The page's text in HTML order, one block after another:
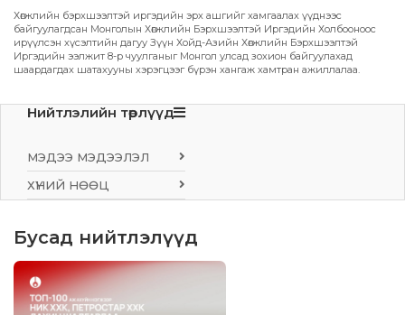
Хөгжлийн бэрхшээлтэй иргэдийн эрх ашгийг хамгаалах үүднээс
байгуулагдсан Монголын Хөгжлийн Бэрхшээлтэй Иргэдийн Холбооноос
ирүүлсэн хүсэлтийн дагуу Зүүн Хойд-Азийн Хөгжлийн Бэрхшээлтэй
Иргэдийн ээлжит 8-р чуулганыг Монгол улсад зохион байгуулахад
шаардагдах шатахууны хэрэгцээг бүрэн хангаж хамтран ажиллалаа.
Нийтлэлийн төрлүүд
МЭДЭЭ МЭДЭЭЛЭЛ
ХҮНИЙ НӨӨЦ
Бусад нийтлэлүүд